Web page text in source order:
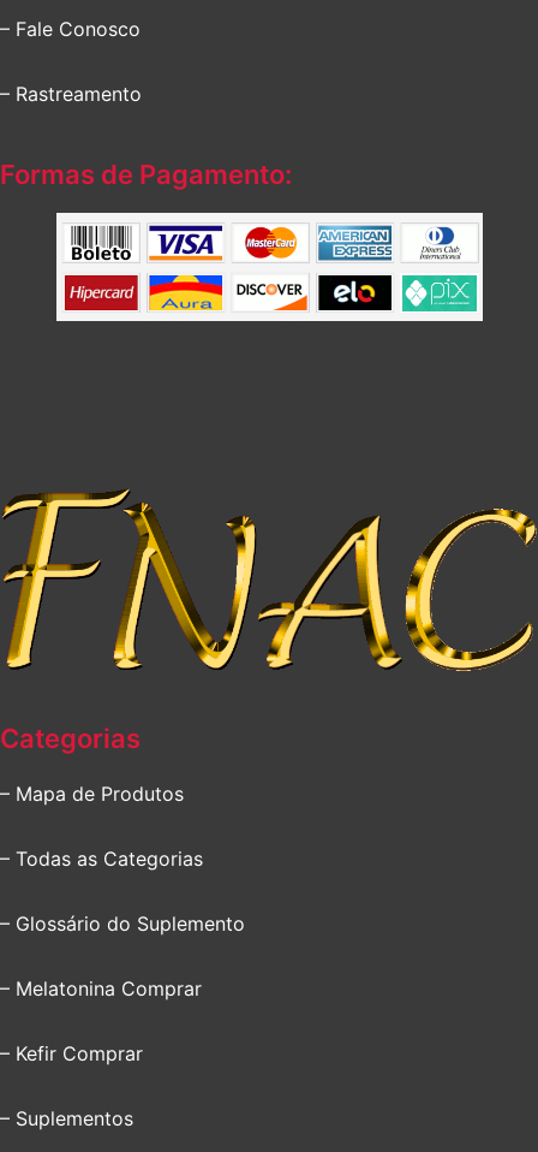
– Fale Conosco
– Rastreamento
Formas de Pagamento:
Categorias
– Mapa de Produtos
– Todas as Categorias
– Glossário do Suplemento
– Melatonina Comprar
– Kefir Comprar
– Suplementos